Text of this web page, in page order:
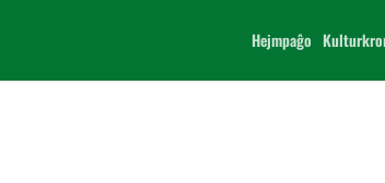
Hejmpaĝo